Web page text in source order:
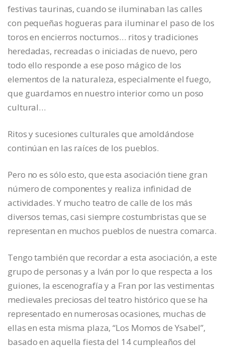
festivas taurinas, cuando se iluminaban las calles
con pequeñas hogueras para iluminar el paso de los
toros en encierros nocturnos… ritos y tradiciones
heredadas, recreadas o iniciadas de nuevo, pero
todo ello responde a ese poso mágico de los
elementos de la naturaleza, especialmente el fuego,
que guardamos en nuestro interior como un poso
cultural…
Ritos y sucesiones culturales que amoldándose
continúan en las raíces de los pueblos.
Pero no es sólo esto, que esta asociación tiene gran
número de componentes y realiza infinidad de
actividades. Y mucho teatro de calle de los más
diversos temas, casi siempre costumbristas que se
representan en muchos pueblos de nuestra comarca.
Tengo también que recordar a esta asociación, a este
grupo de personas y a Iván por lo que respecta a los
guiones, la escenografía y a Fran por las vestimentas
medievales preciosas del teatro histórico que se ha
representado en numerosas ocasiones, muchas de
ellas en esta misma plaza, “Los Momos de Ysabel”,
basado en aquella fiesta del 14 cumpleaños del